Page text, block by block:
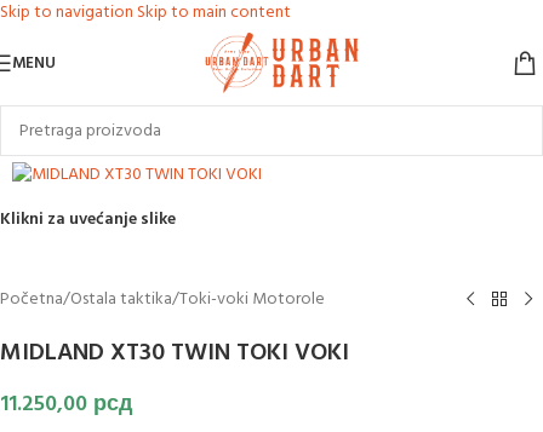
Skip to navigation Skip to main content
MENU
Klikni za uvećanje slike
Početna/Ostala taktika/Toki-voki Motorole
MIDLAND XT30 TWIN TOKI VOKI
11.250,00 рсд